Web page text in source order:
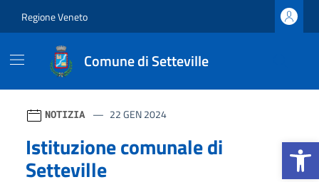
Apri la
Regione Veneto
Comune di Setteville
Comune di Setteville
Contenuti in evidenza
Novità in evidenza
NOTIZIA 22 GEN 2024
Istituzione comunale di
Setteville